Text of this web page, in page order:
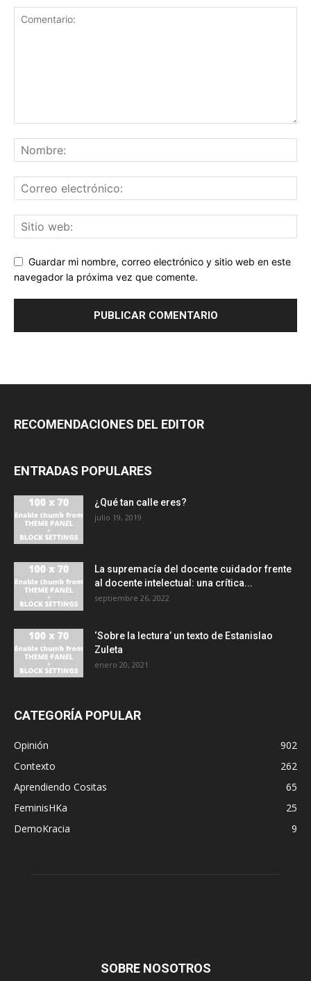
Guardar mi nombre, correo electrónico y sitio web en este
navegador la próxima vez que comente.
RECOMENDACIONES DEL EDITOR
ENTRADAS POPULARES
¿Qué tan calle eres?
julio 19, 2019
La supremacía del docente cuidador frente
al docente intelectual: una crítica...
septiembre 26, 2022
‘Sobre la lectura’ un texto de Estanislao
Zuleta
enero 20, 2021
CATEGORÍA POPULAR
Opinión
902
Contexto
262
Aprendiendo Cositas
65
FeminisHKa
25
DemoKracia
9
SOBRE NOSOTROS